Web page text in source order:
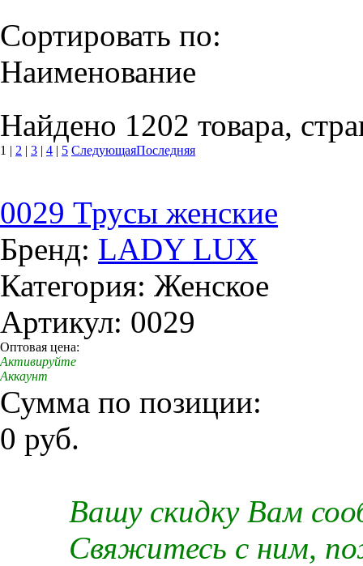
Сортировать по:
Наименование
Найдено 1202 товара,
1 | 2 | 3 | 4 | 5 СледующаяПоследняя
0029 Трусы женские
Бренд: LADY LUX
Категория: Женское
Артикул: 0029
Оптовая цена:
Активируйте
Аккаунт
Сумма по позиции:
0 руб.
Вашу скидку Вам
Свяжитесь с ним,